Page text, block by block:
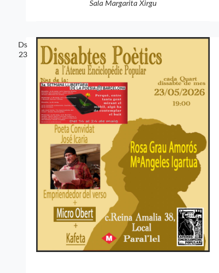
Sala Margarita Xirgu
Ds
23